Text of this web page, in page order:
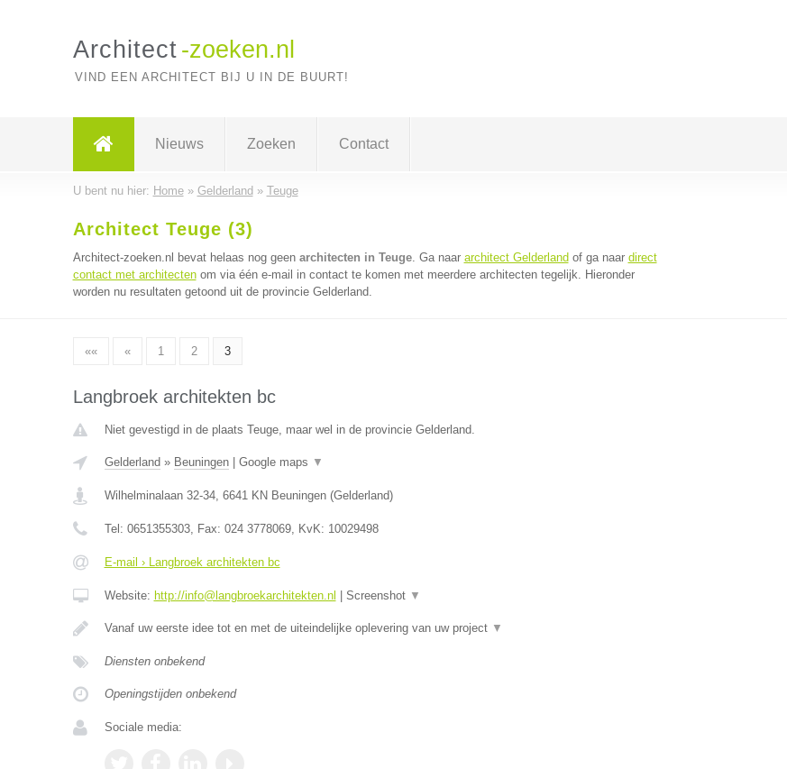
Architect -zoeken.nl
VIND EEN ARCHITECT BIJ U IN DE BUURT!
Nieuws Zoeken Contact
U bent nu hier: Home» Gelderland » Teuge
Architect Teuge (3)
Architect-zoeken.nl bevat helaas nog geen architecten in Teuge. Ga naar architect Gelderland of ga naar direct
contact met architectenom via één e-mail in contact te komen met meerdere architecten tegelijk. Hieronder
worden nu resultaten getoond uit de provincie Gelderland.
«« « 1 2 3
Langbroek architekten bc
Niet gevestigd in de plaats Teuge, maar wel in de provincie Gelderland.
Gelderland » Beuningen| Google maps ▼
Wilhelminalaan 32-34, 6641 KN Beuningen(Gelderland)
Tel: 0651355303, Fax: 024 3778069, KvK: 10029498
E-mail › Langbroek architekten bc
Website: http://info@langbroekarchitekten.nl Screenshot ▼
Vanaf uw eerste idee tot en met de uiteindelijke oplevering van uw project ▼
Diensten onbekend
Openingstijden onbekend
Sociale media: